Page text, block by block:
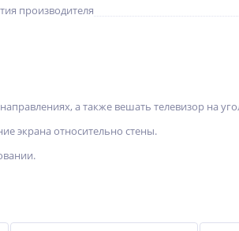
производителя
а также вешать телевизор на
экрана относительно стены.